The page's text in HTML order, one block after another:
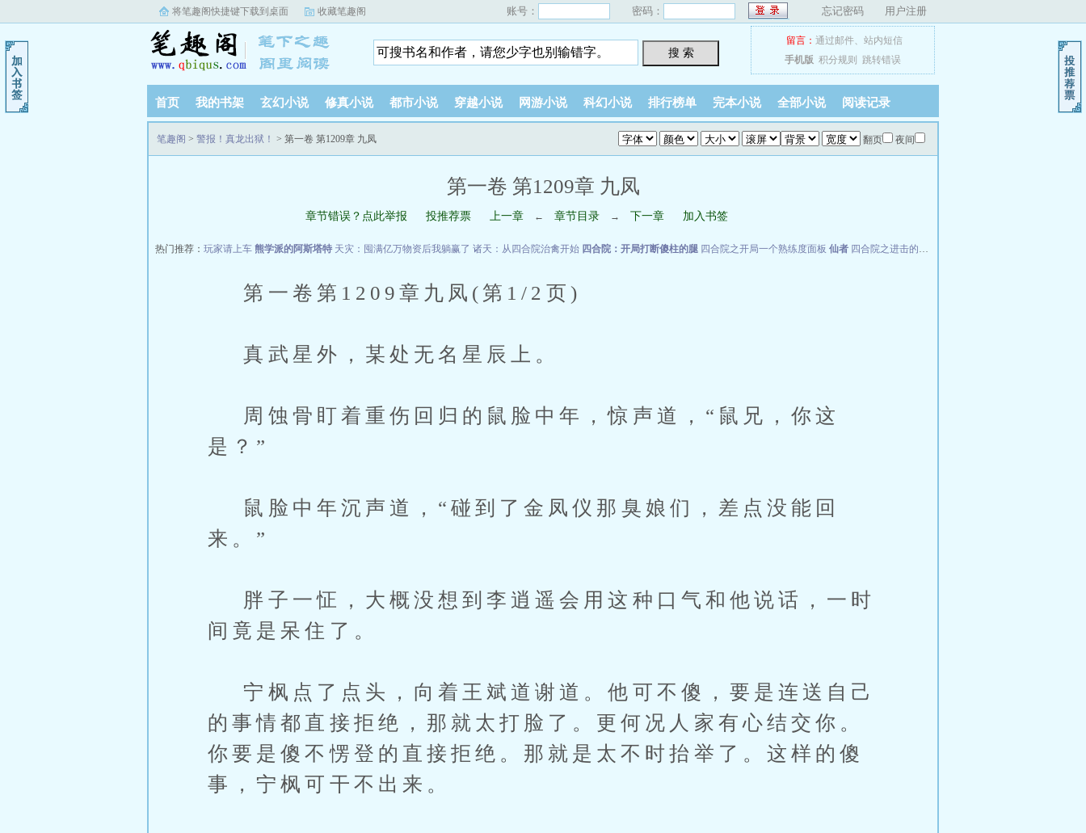
将笔趣阁快捷键下载到桌面 收藏笔趣阁 账号： 密码： 忘记密码 用户注册
搜 索
留言： 通过邮件、 站内短信
手机版 积分规则 跳转错误
首页 我的书架 玄幻小说 修真小说 都市小说 穿越小说 网游小说 科幻小说 排行榜单 完本小说 全部小说 阅读记录
翻页 夜间
笔趣阁 > 警报！真龙出狱！ > 第一卷 第1209章 九凤
第一卷 第1209章 九凤
章节错误？点此举报 投推荐票 上一章 ← 章节目录 → 下一章 加入书签
热门推荐： 玩家请上车 熊学派的阿斯塔特 天灾：囤满亿万物资后我躺赢了 诸天：从四合院治禽开始 四合院：开局打断傻柱的腿 四合院之开局一个熟练度面板 仙者 四合院之进击的何雨柱
第一卷第1209章九凤(第1/2页)
真武星外，某处无名星辰上。
周蚀骨盯着重伤回归的鼠脸中年，惊声道，“鼠兄，你这
是？”
鼠脸中年沉声道，“碰到了金凤仪那臭娘们，差点没能回
来。”
胖子一怔，大概没想到李逍遥会用这种口气和他说话，一时
间竟是呆住了。
宁枫点了点头，向着王斌道谢道。他可不傻，要是连送自己
的事情都直接拒绝，那就太打脸了。更何况人家有心结交你。
你要是傻不愣登的直接拒绝。那就是太不时抬举了。这样的傻
事，宁枫可干不出来。